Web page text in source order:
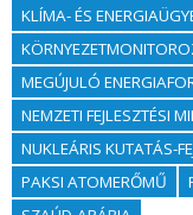
KLÍMA- ÉS
MEGÚJULÓ
NEMZETI FEJLESZTÉSI
NUKLEÁRIS KUTATÁS-
PAKSI ATOMERŐMŰ